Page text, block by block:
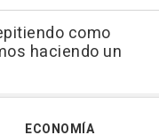
como
haciendo un
ECONOMÍA